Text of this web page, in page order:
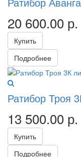
20 600.00 р.
Купить
Подробнее
Ратибор Троя
13 500.00 р.
Купить
Подробнее